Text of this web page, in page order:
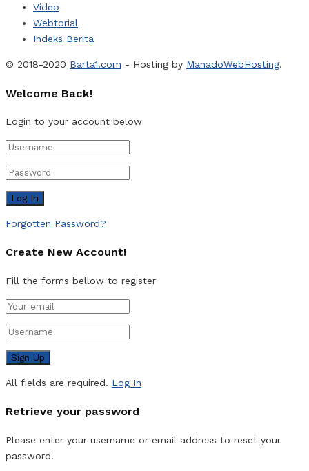
Video
Webtorial
Indeks Berita
© 2018-2020 Barta1.com - Hosting by ManadoWebHosting.
Welcome Back!
Login to your account below
Forgotten Password?
Create New Account!
Fill the forms bellow to register
All fields are required. Log In
Retrieve your password
Please enter your username or email address to reset your
password.